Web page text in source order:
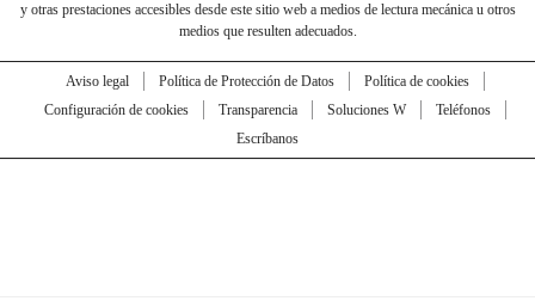
y otras prestaciones accesibles desde este sitio web a medios de lectura mecánica u otros
medios que resulten adecuados.
Aviso legal Política de Protección de Datos
Política de cookies
Configuración de cookies
Transparencia Soluciones W
Teléfonos
Escríbanos